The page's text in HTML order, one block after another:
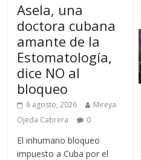
Asela, una
doctora cubana
amante de la
Estomatología,
dice NO al
bloqueo
6 agosto, 2026
Mireya
Ojeda Cabrera
0
El inhumano bloqueo
impuesto a Cuba por el